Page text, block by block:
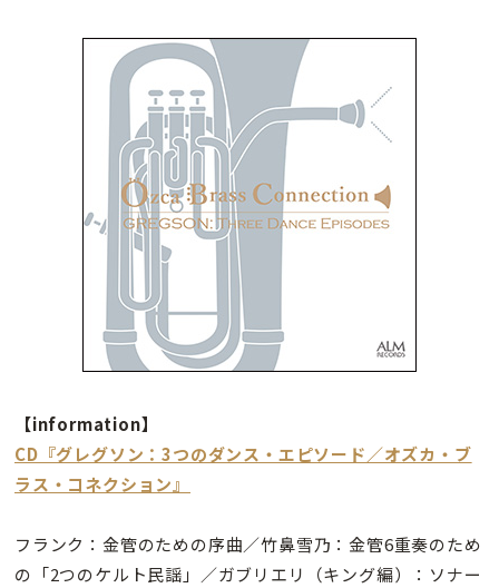
【information】
CD『グレグソン：3つのダンス・エピソード／オズカ・ブ
ラス・コネクション』
フランク：金管のための序曲／竹鼻雪乃：金管6重奏のため
の「2つのケルト民謡」／ガブリエリ（キング編）：ソナー